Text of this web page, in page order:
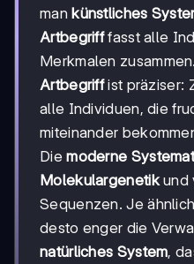
mankünstliches
Artbegrifffasst alle
Merkmalen
Artbegriffist präziser:
alle Individuen, die
miteinander
Diemoderne
Molekulargenetikund
Sequenzen. Je
desto enger die
natürliches System,